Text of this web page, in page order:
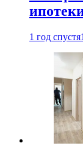
1 год спустя